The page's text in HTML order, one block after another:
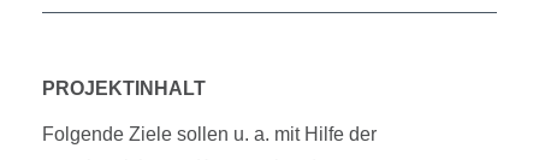
PROJEKTINHALT
Folgende Ziele sollen u. a. mit Hilfe der